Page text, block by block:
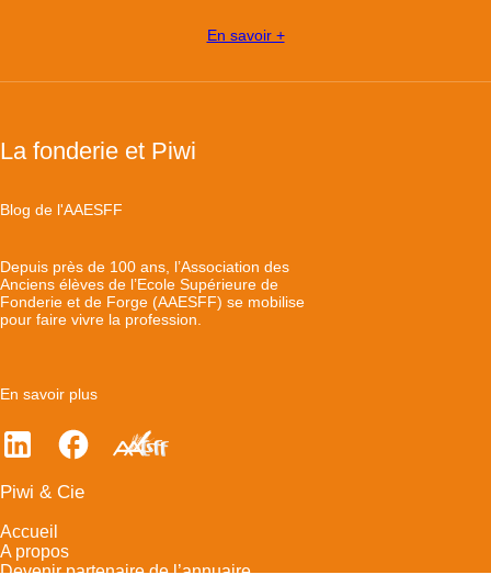
En savoir +
La fonderie et Piwi
Blog de l'AAESFF
Depuis près de 100 ans, l’Association des
Anciens élèves de l’Ecole Supérieure de
Fonderie et de Forge (AAESFF) se mobilise
pour faire vivre la profession.
En savoir plus
Piwi & Cie
Accueil
A propos
Devenir partenaire de l’annuaire